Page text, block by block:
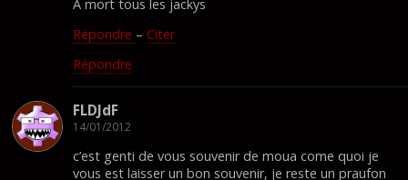
A mort tous les jackys
Répondre – Citer
Répondre
FLDJdF
14/01/2012
c’est genti de vous souvenir de moua come quoi je
vous est laisser un bon souvenir, je reste un praufon